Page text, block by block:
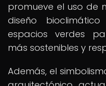
promueve el uso de
diseño
espacios verdes
más sostenibles y
Además, el